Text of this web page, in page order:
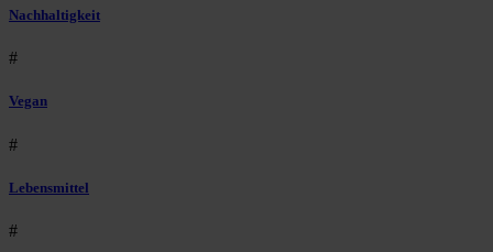
Nachhaltigkeit
#
Vegan
#
Lebensmittel
#